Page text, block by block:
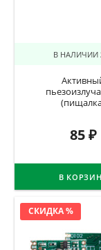
В НАЛИЧИИ
85₽
В
СКИДКА %